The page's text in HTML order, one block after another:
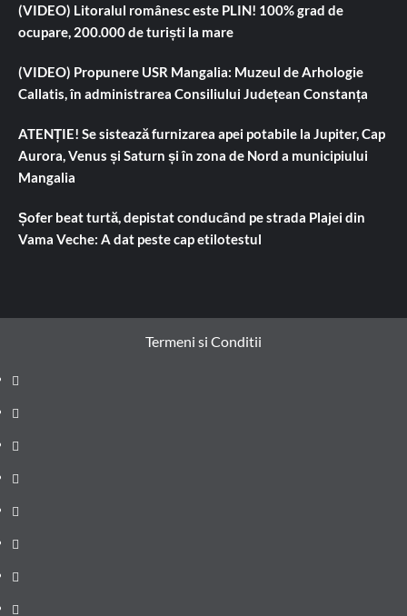
(VIDEO) Litoralul românesc este PLIN! 100% grad de
ocupare, 200.000 de turiști la mare
(VIDEO) Propunere USR Mangalia: Muzeul de Arhologie
Callatis, în administrarea Consiliului Județean Constanța
ATENȚIE! Se sistează furnizarea apei potabile la Jupiter, Cap
Aurora, Venus și Saturn și în zona de Nord a municipiului
Mangalia
Șofer beat turtă, depistat conducând pe strada Plajei din
Vama Veche: A dat peste cap etilotestul
Termeni si Conditii
Prima
pagină
Știri
de
ultima
Administrație
locală
Actualitate
Justiție
Cultura
Sănătate
Litoral